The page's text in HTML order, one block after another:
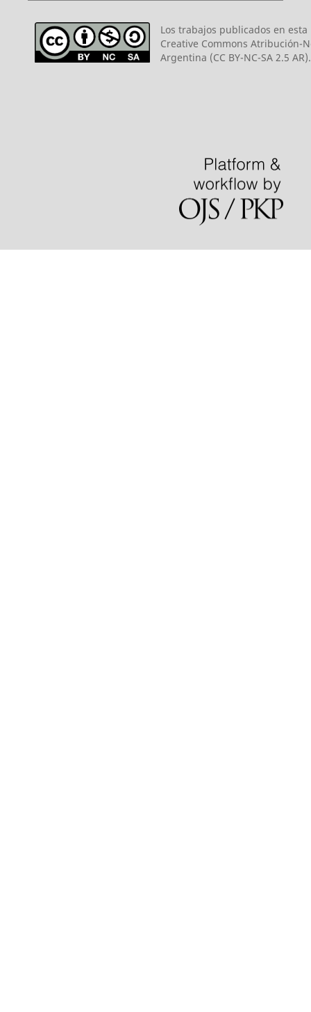
Los trabajos publicados en
Creative Commons Atribución-
Argentina (CC BY-NC-SA 2.5 AR).